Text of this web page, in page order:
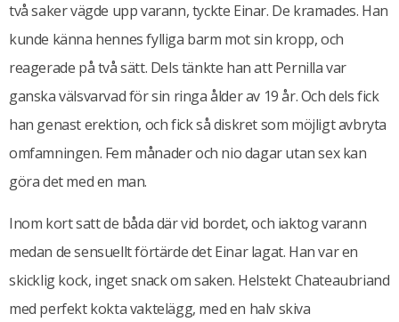
två saker vägde upp varann, tyckte Einar. De kramades. Han
kunde känna hennes fylliga barm mot sin kropp, och
reagerade på två sätt. Dels tänkte han att Pernilla var
ganska välsvarvad för sin ringa ålder av 19 år. Och dels fick
han genast erektion, och fick så diskret som möjligt avbryta
omfamningen. Fem månader och nio dagar utan sex kan
göra det med en man.
Inom kort satt de båda där vid bordet, och iaktog varann
medan de sensuellt förtärde det Einar lagat. Han var en
skicklig kock, inget snack om saken. Helstekt Chateaubriand
med perfekt kokta vaktelägg, med en halv skiva